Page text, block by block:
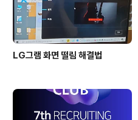
LG그램 화면 떨림 해결법